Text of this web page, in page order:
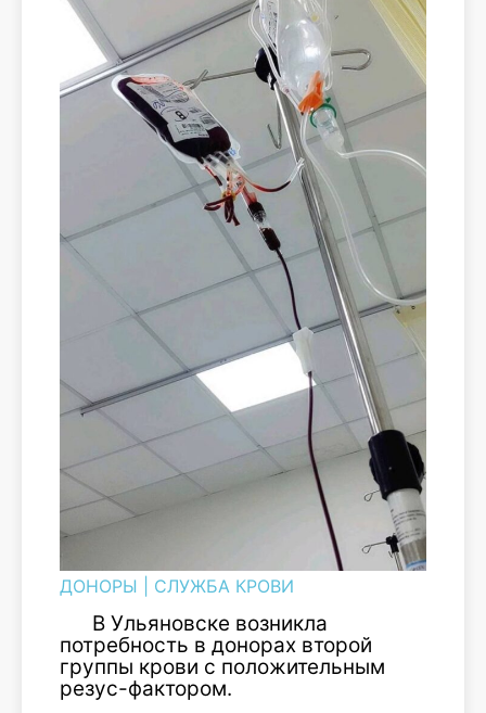
ДОНОРЫ СЛУЖБА КРОВИ
В Ульяновске возникла
потребность в донорах второй
группы крови с положительным
резус-фактором.